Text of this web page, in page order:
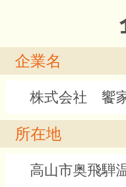
企業名
株式会社 饗
所在地
高山市奥飛騨